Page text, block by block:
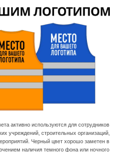
активно используются для сотрудников
учреждений, строительных организаций,
Черный цвет хорошо заметен в
наличия темного фона или ночного